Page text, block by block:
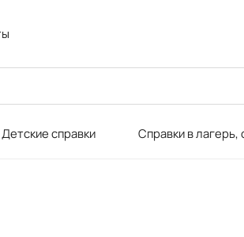
Детские справки Справки в лагерь,